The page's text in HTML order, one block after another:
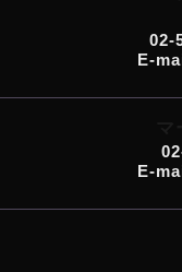
02-
E-
E-